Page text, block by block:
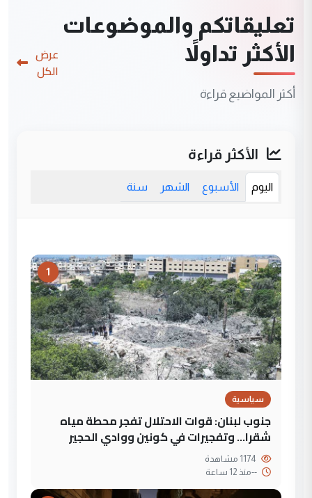
تعليقاتكم والموضوعات
الأكثر تداولاً
أكثر المواضيع قراءة
عرض
الكل
الأكثر قراءة
اليوم الأسبوع الشهر سنة
1
سياسية
جنوب لبنان: قوات الاحتلال تفجر محطة مياه
شقرا… وتفجيرات في كونين ووادي الحجير
--منذ 12 ساعة